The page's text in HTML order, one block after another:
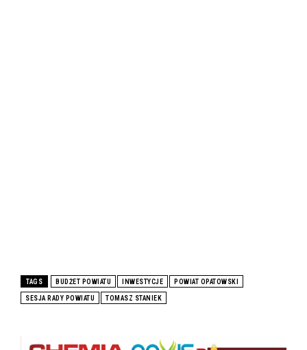
TAGS BUDŻET POWIATU INWESTYCJE POWIAT OPATOWSKI
SESJA RADY POWIATU TOMASZ STANIEK